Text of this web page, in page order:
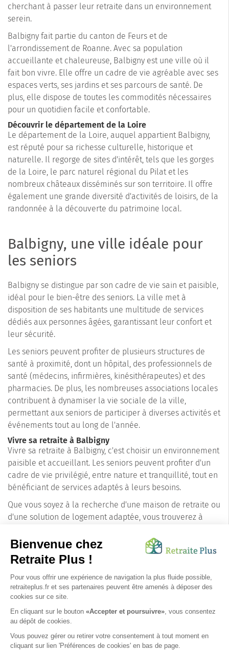
cherchant à passer leur retraite dans un environnement
serein.
Balbigny fait partie du canton de Feurs et de
l'arrondissement de Roanne. Avec sa population
accueillante et chaleureuse, Balbigny est une ville où il
fait bon vivre. Elle offre un cadre de vie agréable avec ses
espaces verts, ses jardins et ses parcours de santé. De
plus, elle dispose de toutes les commodités nécessaires
pour un quotidien facile et confortable.
Découvrir le département de la Loire
Le département de la Loire, auquel appartient Balbigny,
est réputé pour sa richesse culturelle, historique et
naturelle. Il regorge de sites d'intérêt, tels que les gorges
de la Loire, le parc naturel régional du Pilat et les
nombreux châteaux disséminés sur son territoire. Il offre
également une grande diversité d'activités de loisirs, de la
randonnée à la découverte du patrimoine local.
Balbigny, une ville idéale pour
les seniors
Balbigny se distingue par son cadre de vie sain et paisible,
idéal pour le bien-être des seniors. La ville met à
disposition de ses habitants une multitude de services
dédiés aux personnes âgées, garantissant leur confort et
leur sécurité.
Les seniors peuvent profiter de plusieurs structures de
santé à proximité, dont un hôpital, des professionnels de
santé (médecins, infirmières, kinésithérapeutes) et des
pharmacies. De plus, les nombreuses associations locales
contribuent à dynamiser la vie sociale de la ville,
permettant aux seniors de participer à diverses activités et
événements tout au long de l'année.
Vivre sa retraite à Balbigny
Vivre sa retraite à Balbigny, c'est choisir un environnement
paisible et accueillant. Les seniors peuvent profiter d'un
cadre de vie privilégié, entre nature et tranquillité, tout en
bénéficiant de services adaptés à leurs besoins.
Que vous soyez à la recherche d'une maison de retraite ou
d'une solution de logement adaptée, vous trouverez à
La ville dispose en effet de plusieurs établissements
dédiés aux seniors, offrant un cadre de vie agréable et des
prestations de qualité.
En choisissant Balbigny pour passer votre retraite, vous
optez pour une qualité de vie exceptionnelle, au cœur
d'un département dynamique et riche en découvertes.